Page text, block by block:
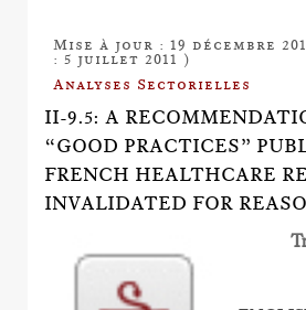
Mise à jour : 19 décembre
: 5 juillet 2011 )
Analyses Sectorielles
II-9.5: A
“GOOD PRACTICES”
FRENCH HEALTHCARE
INVALIDATED FOR